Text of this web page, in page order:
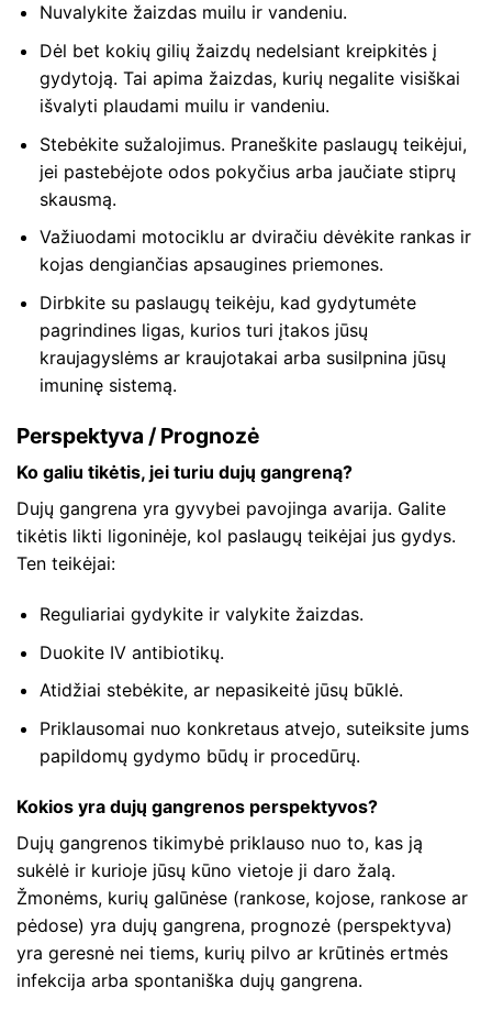
Nuvalykite žaizdas muilu ir vandeniu.
Dėl bet kokių gilių žaizdų nedelsiant kreipkitės į
gydytoją. Tai apima žaizdas, kurių negalite visiškai
išvalyti plaudami muilu ir vandeniu.
Stebėkite sužalojimus. Praneškite paslaugų teikėjui,
jei pastebėjote odos pokyčius arba jaučiate stiprų
skausmą.
Važiuodami motociklu ar dviračiu dėvėkite rankas ir
kojas dengiančias apsaugines priemones.
Dirbkite su paslaugų teikėju, kad gydytumėte
pagrindines ligas, kurios turi įtakos jūsų
kraujagyslėms ar kraujotakai arba susilpnina jūsų
imuninę sistemą.
Perspektyva / Prognozė
Ko galiu tikėtis, jei turiu dujų gangreną?
Dujų gangrena yra gyvybei pavojinga avarija. Galite
tikėtis likti ligoninėje, kol paslaugų teikėjai jus gydys.
Ten teikėjai:
Reguliariai gydykite ir valykite žaizdas.
Duokite IV antibiotikų.
Atidžiai stebėkite, ar nepasikeitė jūsų būklė.
Priklausomai nuo konkretaus atvejo, suteiksite jums
papildomų gydymo būdų ir procedūrų.
Kokios yra dujų gangrenos perspektyvos?
Dujų gangrenos tikimybė priklauso nuo to, kas ją
sukėlė ir kurioje jūsų kūno vietoje ji daro žalą.
Žmonėms, kurių galūnėse (rankose, kojose, rankose ar
pėdose) yra dujų gangrena, prognozė (perspektyva)
yra geresnė nei tiems, kurių pilvo ar krūtinės ertmės
infekcija arba spontaniška dujų gangrena.